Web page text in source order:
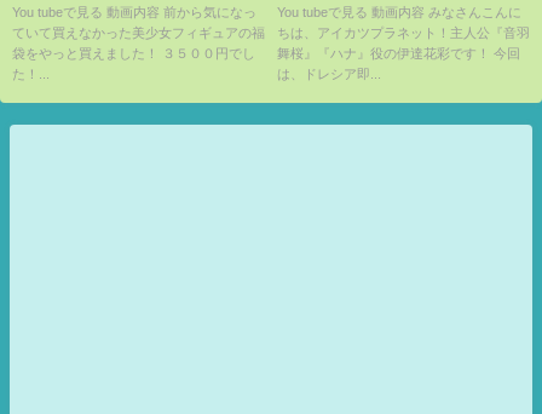
ット開封動画！【福袋】
You tubeで見る 動画内容 前から気になっ
ていて買えなかった美少女フィギュアの福
袋をやっと買えました！ ３５００円でし
た！...
に挑戦！
You tubeで見る 動画内容 みなさんこんに
ちは、アイカツプラネット！主人公『音羽
舞桜』『ハナ』役の伊達花彩です！ 今回
は、ドレシア即...